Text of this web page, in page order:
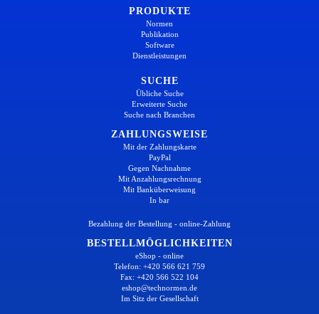
PRODUKTE
Normen
Publikation
Software
Dienstleistungen
SUCHE
Übliche Suche
Erweiterte Suche
Suche nach Branchen
ZAHLUNGSWEISE
Mit der Zahlungskarte
PayPal
Gegen Nachnahme
Mit Anzahlungsrechnung
Mit Banküberweisung
In bar
Bezahlung der Bestellung - online-Zahlung
BESTELLMÖGLICHKEITEN
eShop - online
Telefon: +420 566 621 759
Fax: +420 566 522 104
eshop@technormen.de
Im Sitz der Gesellschaft